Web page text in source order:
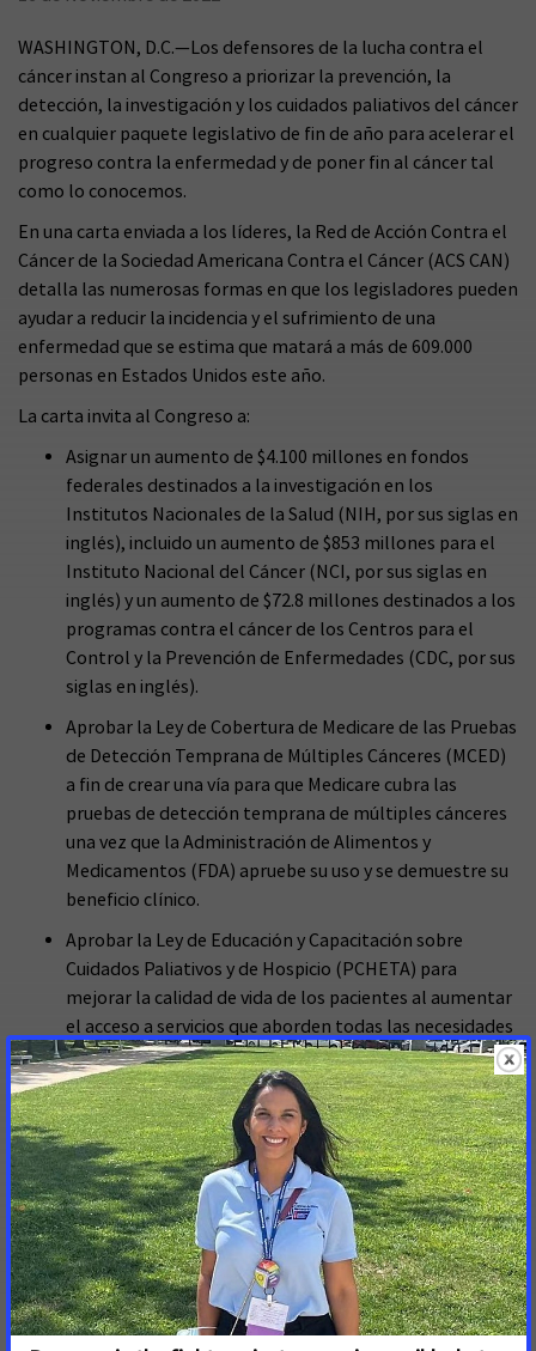
WASHINGTON, D.C.—Los defensores de la lucha contra el
cáncer instan al Congreso a priorizar la prevención, la
detección, la investigación y los cuidados paliativos del cáncer
en cualquier paquete legislativo de fin de año para acelerar el
progreso contra la enfermedad y de poner fin al cáncer tal
como lo conocemos.
En una carta enviada a los líderes, la Red de Acción Contra el
Cáncer de la Sociedad Americana Contra el Cáncer (ACS CAN)
detalla las numerosas formas en que los legisladores pueden
ayudar a reducir la incidencia y el sufrimiento de una
enfermedad que se estima que matará a más de 609.000
personas en Estados Unidos este año.
La carta invita al Congreso a:
Asignar un aumento de $4.100 millones en fondos
federales destinados a la investigación en los
Institutos Nacionales de la Salud (NIH, por sus siglas en
inglés), incluido un aumento de $853 millones para el
Instituto Nacional del Cáncer (NCI, por sus siglas en
inglés) y un aumento de $72.8 millones destinados a los
programas contra el cáncer de los Centros para el
Control y la Prevención de Enfermedades (CDC, por sus
siglas en inglés).
Aprobar la Ley de Cobertura de Medicare de las Pruebas
de Detección Temprana de Múltiples Cánceres (MCED)
a fin de crear una vía para que Medicare cubra las
pruebas de detección temprana de múltiples cánceres
una vez que la Administración de Alimentos y
Medicamentos (FDA) apruebe su uso y se demuestre su
beneficio clínico.
Aprobar la Ley de Educación y Capacitación sobre
Cuidados Paliativos y de Hospicio (PCHETA) para
mejorar la calidad de vida de los pacientes al aumentar
el acceso a servicios que aborden todas las necesidades
de los pacientes desde el momento del diagnóstico
hasta la supervivencia.
“El Congreso tiene la oportunidad de ayudar a abordar
algunos de los problemas más apremiantes que enfrentan
los pacientes con cáncer”, dijo Lisa Lacasse, presidenta de ACS
CAN. “Estas políticas tan importantes para los pacientes y
sobrevivientes de cáncer deberían estar entre las prioridades
de fin de año de los legisladores, ya que cada uno de sus
votantes conoce a alguien que se ha visto afectado por esta
enfermedad”.